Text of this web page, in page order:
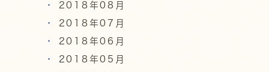
2018年08月
2018年07月
2018年06月
2018年05月